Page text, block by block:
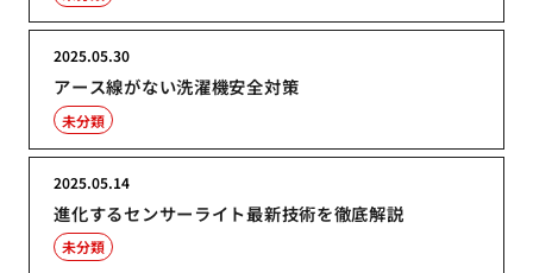
アース線がない洗濯機安全対策
2025.05.30
未分類
進化するセンサーライト最新技術を徹底解説
2025.05.14
未分類